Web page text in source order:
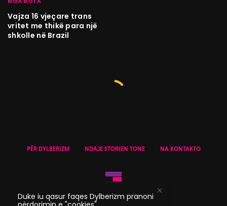
Vajza 16 vjeçare trans
vritet me thikë para një
shkolle në Brazil
PËR DYLBERIZM NDAJE STORIEN TONE NA KONTAKTO
Duke iu qasur faqes Dylberizm pranoni